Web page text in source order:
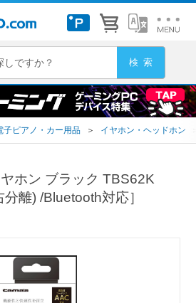
子ピアノ・カー用品 ＞ イヤホン・ヘッドホン
ホン ブラック TBS62K
分離) /Bluetooth対応］